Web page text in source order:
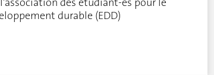
durable (EDD)